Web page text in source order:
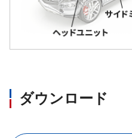
ダウンロード